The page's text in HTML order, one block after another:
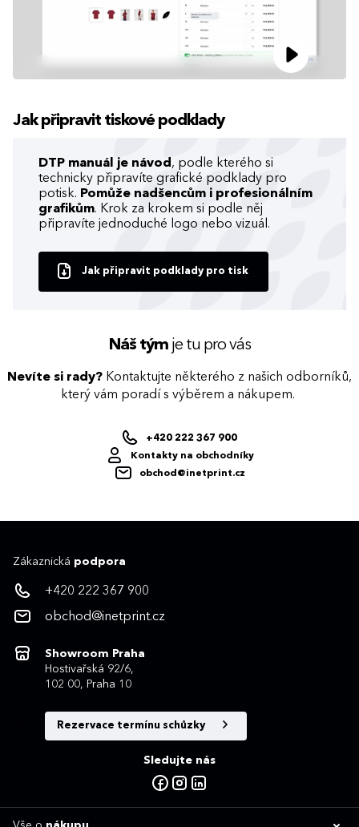
Jak připravit tiskové podklady
DTP manuál je návod , podle kterého si
technicky připravíte grafické podklady pro
potisk. Pomůže nadšencům i profesionálním
grafikům. Krok za krokem si podle něj
připravíte jednoduché logo nebo vizuál.
Jak připravit podklady pro tisk
Náš týmje tu pro vás
Nevíte si rady? Kontaktujte některého z našich odborníků,
který vám poradí s výběrem a nákupem.
+420 222 367 900
Kontakty na obchodníky
obchod@inetprint.cz
Zákaznická podpora
+420 222 367 900
obchod@inetprint.cz
Showroom Praha
Hostivařská 92/6,
102 00, Praha 10
Rezervace termínu schůzky
Sledujte nás